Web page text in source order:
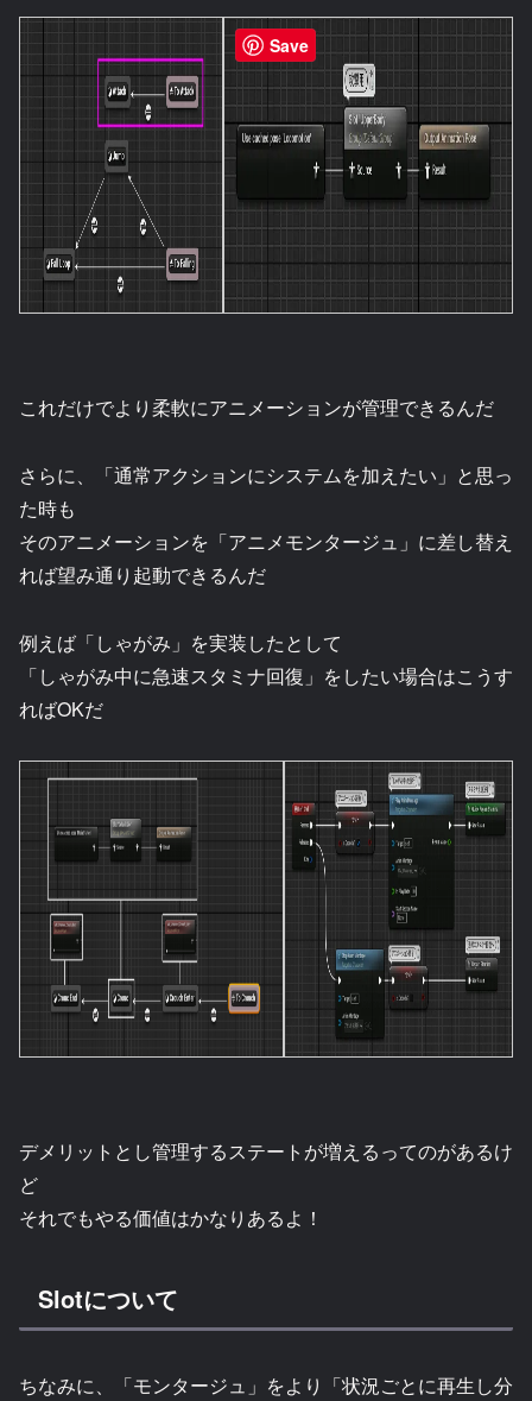
これだけでより柔軟にアニメーションが管理できるんだ
さらに、「通常アクションにシステムを加えたい」と思っ
た時も
そのアニメーションを「アニメモンタージュ」に差し替え
れば望み通り起動できるんだ
例えば「しゃがみ」を実装したとして
「しゃがみ中に急速スタミナ回復」をしたい場合はこうす
ればOKだ
デメリットとし管理するステートが増えるってのがあるけ
ど
それでもやる価値はかなりあるよ！
Slotについて
ちなみに、「モンタージュ」をより「状況ごとに再生し分
Save